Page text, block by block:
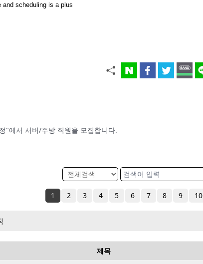
and scheduling is a plus
"에서 서버/주방 직원을 모집합니다.
1 2 3 4 5 6 7 8 9 10
제목